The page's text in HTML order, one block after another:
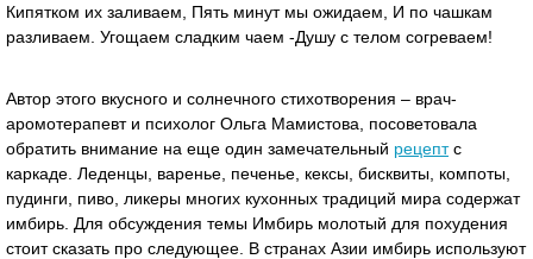
Кипятком их заливаем, Пять минут мы ожидаем, И по чашкам
разливаем. Угощаем сладким чаем -Душу с телом согреваем!
Автор этого вкусного и солнечного стихотворения – врач-
аромотерапевт и психолог Ольга Мамистова, посоветовала
обратить внимание на еще один замечательный рецептс
каркаде. Леденцы, варенье, печенье, кексы, бисквиты, компоты,
пудинги, пиво, ликеры многих кухонных традиций мира содержат
имбирь. Для обсуждения темы Имбирь молотый для похудения
стоит сказать про следующее. В странах Азии имбирь используют